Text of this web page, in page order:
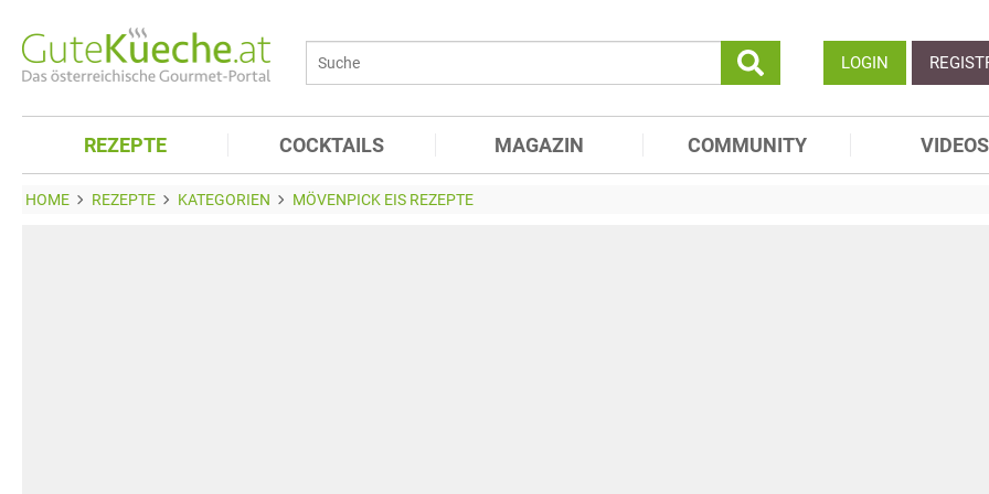
LOGIN
REZEPTE COCKTAILS MAGAZIN COMMUNITY VIDEOS
HOME REZEPTE KATEGORIEN MÖVENPICK EIS REZEPTE